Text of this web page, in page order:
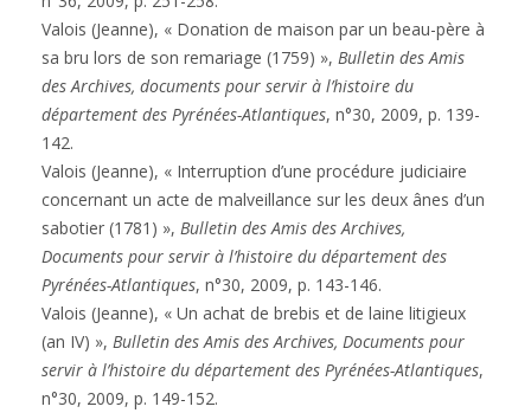
Valois (Jeanne), « Donation de maison par un beau-père à
sa bru lors de son remariage (1759) », Bulletin des Amis
des Archives, documents pour servir à l’histoire du
département des Pyrénées-Atlantiques, n°30, 2009, p. 139-
142.
Valois (Jeanne), « Interruption d’une procédure judiciaire
concernant un acte de malveillance sur les deux ânes d’un
sabotier (1781) », Bulletin des Amis des Archives,
Documents pour servir à l’histoire du département des
Pyrénées-Atlantiques, n°30, 2009, p. 143-146.
Valois (Jeanne), « Un achat de brebis et de laine litigieux
(an IV) », Bulletin des Amis des Archives, Documents pour
servir à l’histoire du département des Pyrénées-Atlantiques,
n°30, 2009, p. 149-152.